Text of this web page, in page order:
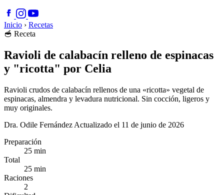
Inicio › Recetas
🥣 Receta
Ravioli de calabacín relleno de espinacas
y "ricotta" por Celia
Ravioli crudos de calabacín rellenos de una «ricotta» vegetal de
espinacas, almendra y levadura nutricional. Sin cocción, ligeros y
muy originales.
Dra. Odile Fernández Actualizado el 11 de junio de 2026
Preparación
25 min
Total
25 min
Raciones
2